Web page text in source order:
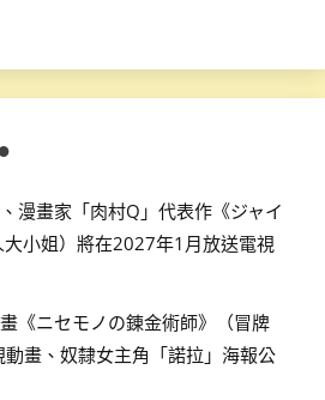
漫畫家「肉村Q」代表作《ジャイ
小姐）將在2027年1月放送電視
《ニセモノの錬金術師》（冒牌
畫、奴隸女主角「諾拉」海報公